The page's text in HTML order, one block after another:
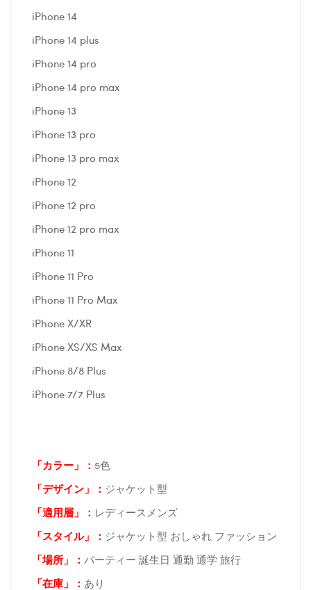
iPhone 14
iPhone 14 plus
iPhone 14 pro
iPhone 14 pro max
iPhone 13
iPhone 13 pro
iPhone 13 pro max
iPhone 12
iPhone 12 pro
iPhone 12 pro max
iPhone 11
iPhone 11 Pro
iPhone 11 Pro Max
iPhone X/XR
iPhone XS/XS Max
iPhone 8/8 Plus
iPhone 7/7 Plus
「カラー」： 5色
「デザイン」
： ジャケット型
「適用層」： レディースメンズ
「スタイル」： ジャケット型 おしゃれ ファッション
「場所 」： パーティー 誕生日 通勤 通学 旅行
「在庫 」： あり